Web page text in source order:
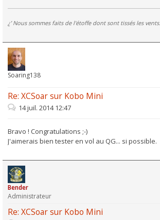
¿’ Nous sommes faits de l'étoffe dont sont tissés les vents.
Soaring138
Re: XCSoar sur Kobo Mini
14 juil. 2014 12:47
Bravo ! Congratulations ;-)
J'aimerais bien tester en vol au QG... si possible.
Bender
Administrateur
Re: XCSoar sur Kobo Mini